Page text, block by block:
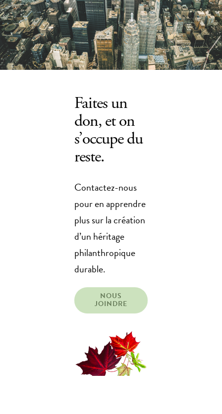
Faites un
don, et on
s’occupe du
reste.
Contactez-nous
pour en apprendre
plus sur la création
d’un héritage
philanthropique
durable.
NOUS
JOINDRE